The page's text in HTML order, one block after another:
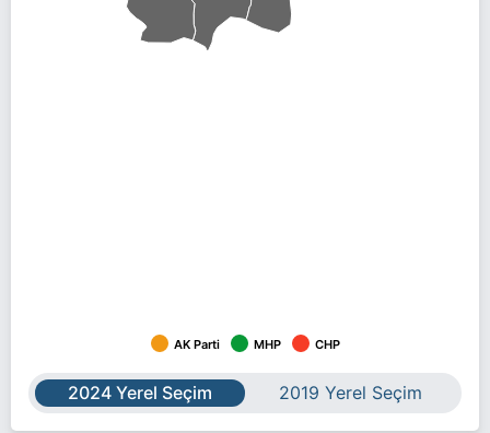
AK Parti MHP CHP
2024 Yerel Seçim 2019 Yerel Seçim